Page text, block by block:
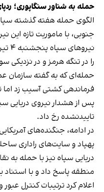
حمله به شناور سنگاپوری؛
الگوی حمله هفته گذشته
جنوبی، با ماموریت تازه این
را در تنگه هرمز و در نزدیکی
حمله‌ای که به گفته سازمان
فرماندهی کشتی آسیب زد
پس از هشدار نیروی دریایی
تاییدنشده رخ داد.
پهپاد و سایت‌های راداری
دریایی سپاه نیز با حمله به
اعلام کرد ترتیبات کنترل